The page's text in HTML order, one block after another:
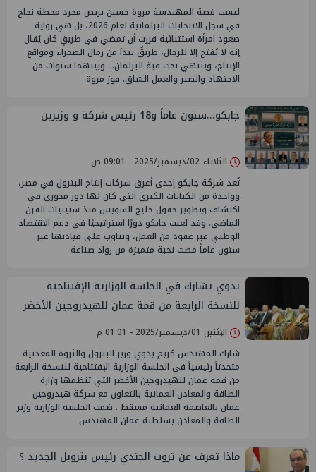
ليست قصة المهندسة مروة حسين بريص مجرد محطة نجاح
في سجل الانتخابات البرلمانية لعام 2026، بل هي رواية
صعود امرأة استثنائية قررت أن تمضي في طريقٍ كان يُقال
إنه لا يُفتح إلا للرجال، طريقٌ يبدأ من رمال الصحراء ومواقع
الإنتاج، وينتهي تحت قبة البرلمان… وبينهما سنوات من
الاجتهاد والصبر والعمل الشاق. فوز مروة
جابكو...ستون عاماً و18 رئيس شركة و وزيرين
الثلاثاء 02/ديسمبر/2025 - 09:01 ص
تُعد شركة جابكو إحدى أعرق شركات إنتاج البترول في مصر،
وواحدة من الكيانات الكبرى التي كان لها دور محوري في
اكتشاف وتطوير حقول خليج السويس منذ ستينيات القرن
الماضي. وقد لعبت جابكو دورًا استراتيجيًا في دعم الاقتصاد
الوطني عبر عقود من العمل، وتناوب على قيادتها عبر
ستون عاماً مضت نخبة متميزة من رواد صناعة
بدوي يشارك في الجلسة الوزارية الإفتتاحية
للنسخة الرابعة من قمة عمان للهيدروجين الأخضر
الإثنين 01/ديسمبر/2025 - 01:01 م
شارك المهندس كريم بدوي وزير البترول والثروة المعدنية
متحدثاً رئيسياً في الجلسة الوزارية الإفتتاحية للنسخة الرابعة
من قمة عمان للهيدروجين الأخضر التي تنظمها وزارة
الطاقة والمعادن العمانية بالتعاون مع شركة هيدروجين
عمان بالعاصمة العمانية مسقط . ضمت الجلسة الوزارية وزير
الطاقة والمعادن بسلطنة عمان المهندس
ماذا تعرف عن ثروت الجندي رئيس بتروبل الجديد ؟